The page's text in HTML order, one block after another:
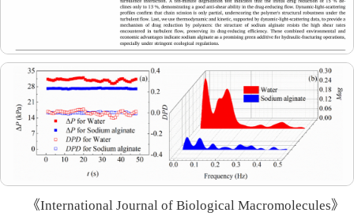
《International Journal of Biological Macromolecules》